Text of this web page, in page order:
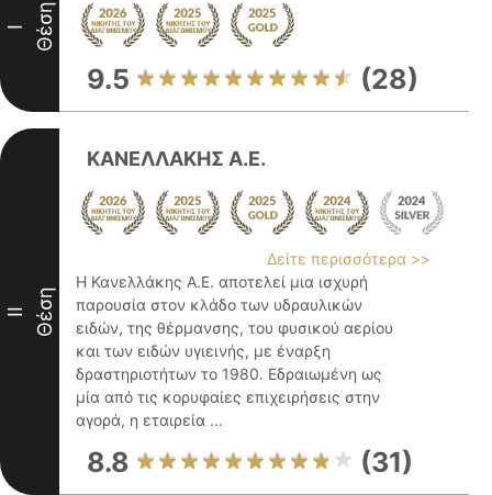
I Θέση
9.5 (28)
II Θέση
ΚΑΝΕΛΛΑΚΗΣ Α.Ε.
Δείτε περισσότερα >>
Η Κανελλάκης Α.Ε. αποτελεί μια ισχυρή
παρουσία στον κλάδο των υδραυλικών
ειδών, της θέρμανσης, του φυσικού αερίου
και των ειδών υγιεινής, με έναρξη
δραστηριοτήτων το 1980. Εδραιωμένη ως
μία από τις κορυφαίες επιχειρήσεις στην
αγορά, η εταιρεία ...
8.8 (31)